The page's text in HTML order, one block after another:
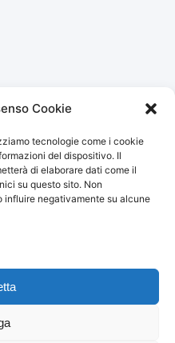
Cookie
tecnologie come i cookie
del dispositivo. Il
di elaborare dati come il
su questo sito. Non
influire negativamente su alcune
Amazon EU, un programma
finale su Amazon prima